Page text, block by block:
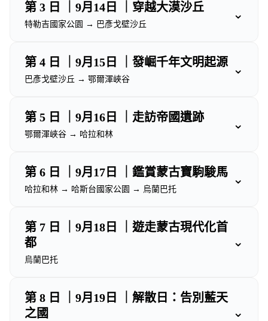
第 3 日 ｜9月14日 ｜穿越大漠沙丘
特勒吉國家公園 → 巴彥戈壁沙丘
⌄
第 4 日 ｜9月15日 ｜發崛千年文明起源
巴彥戈壁沙丘 → 鄂爾渾峽谷
⌄
第 5 日 ｜9月16日 ｜走訪帝國遺跡
鄂爾渾峽谷 → 哈拉和林
⌄
第 6 日 ｜9月17日 ｜鑑賞蒙古寶駒駿馬
哈拉和林 → 哈斯台國家公園 → 烏蘭巴托
⌄
第 7 日 ｜9月18日 ｜遊走蒙古現代化首
都
烏蘭巴托
⌄
第 8 日 ｜9月19日 ｜解散日：告別藍天
之國
⌄